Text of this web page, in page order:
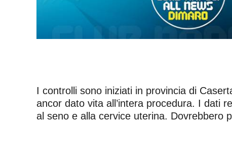
I controlli sono iniziati in provincia di
ancor dato vita all’intera procedura. I dati
al seno e alla cervice uterina. Dovrebbero